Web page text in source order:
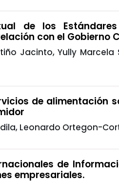
de los
con el Gobierno
Jacinto, Yully
de alimentación
Leonardo Ortegon-
de
empresariales.